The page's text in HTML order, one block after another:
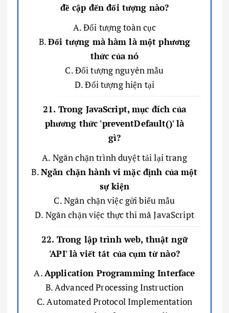
đề cập đến đối tượng nào?
A. Đối tượng toàn cục
B.Đối tượng mà hàm là một phương
thức của nó
C. Đối tượng nguyên mẫu
D. Đối tượng hiện tại
21. Trong JavaScript, mục đích của
phương thức 'preventDefault()' là
gì?
A. Ngăn chặn trình duyệt tải lại trang
B.Ngăn chặn hành vi mặc định của một
sự kiện
C. Ngăn chặn việc gửi biểu mẫu
D. Ngăn chặn việc thực thi mã JavaScript
22. Trong lập trình web, thuật ngữ
'API' là viết tắt của cụm từ nào?
A.Application Programming Interface
B. Advanced Processing Instruction
C. Automated Protocol Implementation